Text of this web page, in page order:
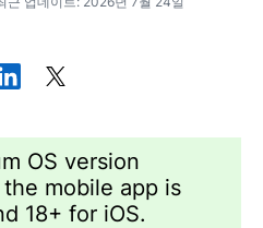
OS version
mobile app is
18+ for iOS.